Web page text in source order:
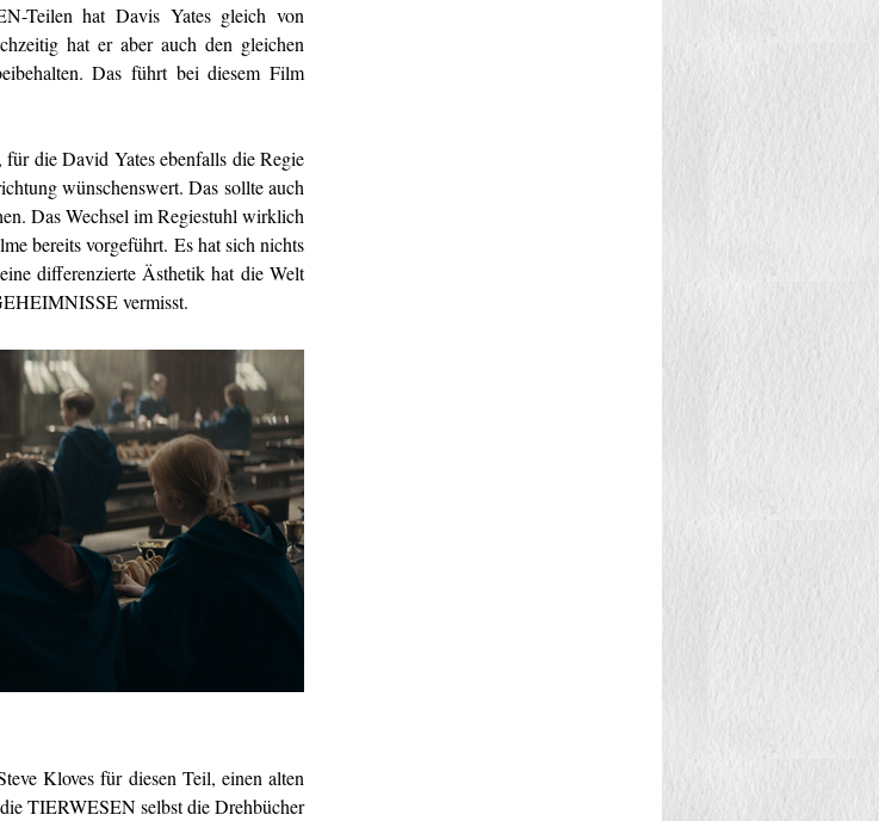
Teilen hat Davis Yates gleich von
hat er aber auch den gleichen
Das führt bei diesem Film
die David Yates ebenfalls die Regie
wünschenswert. Das sollte auch
Das Wechsel im Regiestuhl wirklich
bereits vorgeführt. Es hat sich nichts
differenzierte Ästhetik hat die Welt
vermisst.
Kloves für diesen Teil, einen alten
TIERWESEN selbst die Drehbücher